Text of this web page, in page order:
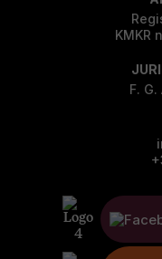
KMKR
F. G.